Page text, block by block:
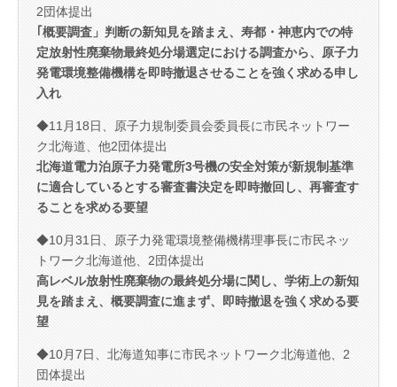
2団体提出
｢概要調査」判断の新知見を踏まえ、寿都・神恵内での特
定放射性廃棄物最終処分場選定における調査から、原子力
発電環境整備機構を即時撤退させることを強く求める申し
入れ
◆11月18日、原子力規制委員会委員長に市民ネットワー
ク北海道、他2団体提出
北海道電力泊原子力発電所3号機の安全対策が新規制基準
に適合しているとする審査書決定を即時撤回し、再審査す
ることを求める要望
◆10月31日、原子力発電環境整備機構理事長に市民ネッ
トワーク北海道他、2団体提出
高レベル放射性廃棄物の最終処分場に関し、学術上の新知
見を踏まえ、概要調査に進まず、即時撤退を強く求める要
望
◆10月7日、北海道知事に市民ネットワーク北海道他、2
団体提出